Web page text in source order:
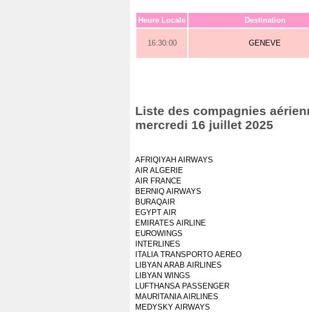
Heure Locale Destination
16:30:00 GENEVE
Liste des compagnies
mercredi 16 juillet 2025
AFRIQIYAH AIRWAYS
AIR ALGERIE
AIR FRANCE
BERNIQ AIRWAYS
BURAQAIR
EGYPT AIR
EMIRATES AIRLINE
EUROWINGS
INTERLINES
ITALIA TRANSPORTO AEREO
LIBYAN ARAB AIRLINES
LIBYAN WINGS
LUFTHANSA PASSENGER
MAURITANIA AIRLINES
MEDYSKY AIRWAYS